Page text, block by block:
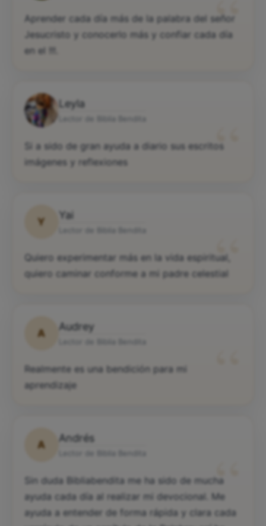
“
Aprender cada día más de la palabra del señor
Jesucristo y conocerlo más y confiar cada día
en el !!!.
Leyla
“
Si a sido de gran ayuda a diario sus escritos
imágenes y reflexiones
Y
Yai
“
Quiero experimentar más en la vida espiritual,
quiero caminar conforme a mi padre celestial
A
Audrey
Realmente es una bendición para mi
aprendizaje
A
Andrés
“
Sin duda Bibliabendita me ha sido de mucha
ayuda cada día al realizar mi devocional. Me
ayuda a entender de forma rápida y clara cada